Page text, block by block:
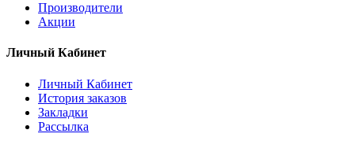
Производители
Акции
Личный Кабинет
Личный Кабинет
История заказов
Закладки
Рассылка